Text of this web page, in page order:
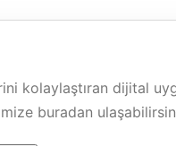
kolaylaştıran dijital
buradan